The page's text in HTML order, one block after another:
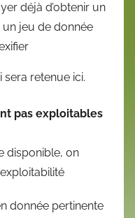
déjà d’obtenir un
jeu de donnée
sera retenue ici.
pas exploitables
disponible, on
donnée pertinente